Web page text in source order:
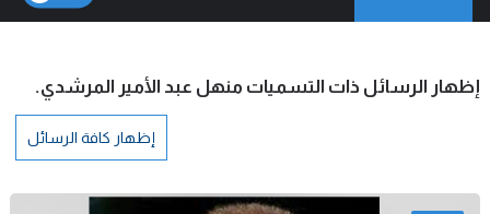
‏إظهار الرسائل ذات التسميات منهل عبد الأمير المرشدي.
إظهار كافة الرسائل